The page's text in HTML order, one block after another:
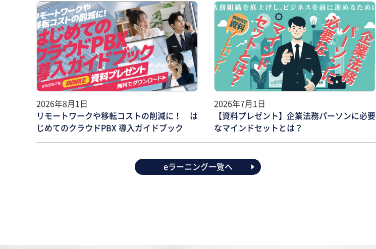
2026年8月1日
リモートワークや移転コストの削減に！ は
じめてのクラウドPBX 導入ガイドブック
2026年7月1日
【資料プレゼント】企業法務パーソンに必要
なマインドセットとは？
eラーニング一覧へ